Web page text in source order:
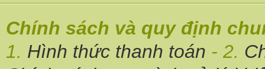
Chính sách và quy định
1. Hình thức thanh toán - 2.